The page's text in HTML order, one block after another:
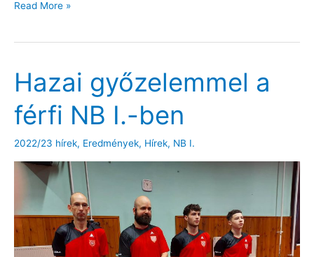
Nevezés
Diákolimpiára
Read More »
Hazai győzelemmel a
férfi NB I.-ben
2022/23 hírek, Eredmények, Hírek, NB I.